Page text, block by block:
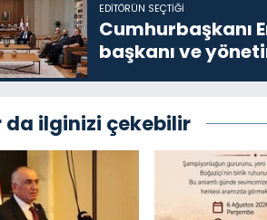
EDITÖRÜN SEÇTIĞI
Cumhurbaşkanı
başkanı ve
da ilginizi çekebilir